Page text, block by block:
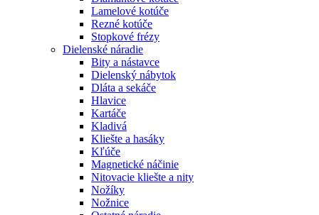
Lamelové kotúče
Rezné kotúče
Stopkové frézy
Dielenské náradie
Bity a nástavce
Dielenský nábytok
Dláta a sekáče
Hlavice
Kartáče
Kladivá
Kliešte a hasáky
Kľúče
Magnetické náčinie
Nitovacie kliešte a nity
Nožíky
Nožnice